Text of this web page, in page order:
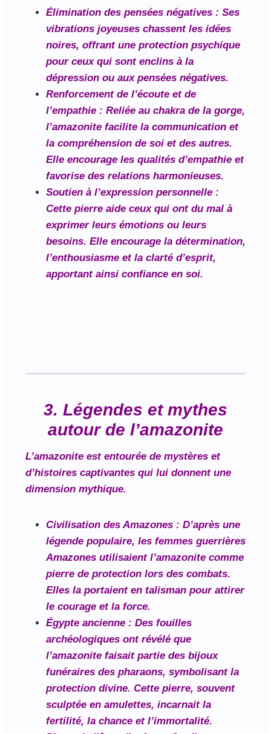
Élimination des pensées négatives : Ses
vibrations joyeuses chassent les idées
noires, offrant une protection psychique
pour ceux qui sont enclins à la
dépression ou aux pensées négatives.
Renforcement de l’écoute et de
l’empathie : Reliée au chakra de la gorge,
l’amazonite facilite la communication et
la compréhension de soi et des autres.
Elle encourage les qualités d’empathie et
favorise des relations harmonieuses.
Soutien à l’expression personnelle :
Cette pierre aide ceux qui ont du mal à
exprimer leurs émotions ou leurs
besoins. Elle encourage la détermination,
l’enthousiasme et la clarté d’esprit,
apportant ainsi confiance en soi.
3. Légendes et mythes
autour de l’amazonite
L’amazonite est entourée de mystères et
d’histoires captivantes qui lui donnent une
dimension mythique.
Civilisation des Amazones : D’après une
légende populaire, les femmes guerrières
Amazones utilisaient l’amazonite comme
pierre de protection lors des combats.
Elles la portaient en talisman pour attirer
le courage et la force.
Égypte ancienne : Des fouilles
archéologiques ont révélé que
l’amazonite faisait partie des bijoux
funéraires des pharaons, symbolisant la
protection divine. Cette pierre, souvent
sculptée en amulettes, incarnait la
fertilité, la chance et l’immortalité.